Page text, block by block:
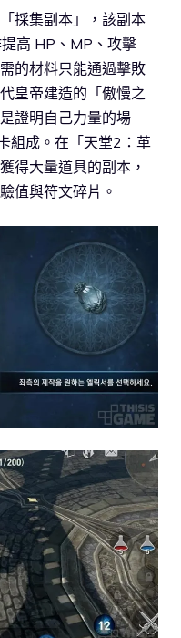
採集副本」，該副本
高 HP、MP、攻擊
的材料只能通過擊敗
皇帝建造的「傲慢之
證明自己力量的場
組成。在「天堂2：革
得大量道具的副本，
值與符文碎片。